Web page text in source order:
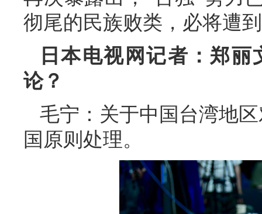
彻尾的民族败类，必将遭
日本电视网记者：郑
论？
毛宁：关于中国台湾地
国原则处理。